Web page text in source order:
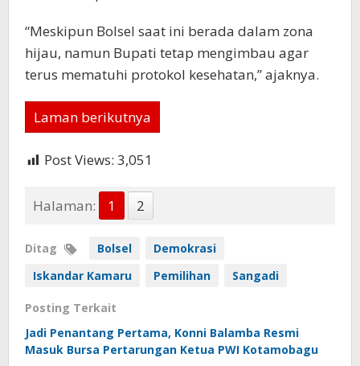
“Meskipun Bolsel saat ini berada dalam zona
hijau, namun Bupati tetap mengimbau agar
terus mematuhi protokol kesehatan,” ajaknya.
Laman berikutnya
Post Views: 3,051
Halaman: 1 2
Ditag Bolsel
Demokrasi
Iskandar Kamaru
Pemilihan Sangadi
Posting Terkait
Jadi Penantang Pertama, Konni Balamba Resmi
Masuk Bursa Pertarungan Ketua PWI Kotamobagu